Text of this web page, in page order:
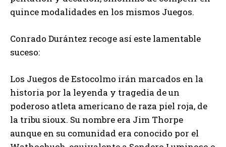
quince modalidades en los mismos Juegos.
Conrado Durántez recoge así este lamentable
suceso:
Los Juegos de Estocolmo irán marcados en la
historia por la leyenda y tragedia de un
poderoso atleta americano de raza piel roja, de
la tribu sioux. Su nombre era Jim Thorpe
aunque en su comunidad era conocido por el